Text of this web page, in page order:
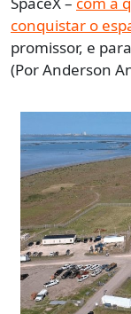
conquistar o
promissor, e
(Por Anderson